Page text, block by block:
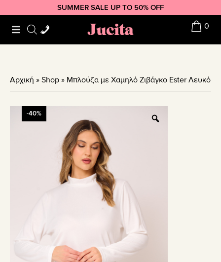
to
primary
to
main
to
footer
SUMMER SALE UP TO 50% OFF
Jucita 0
Αρχική » Shop » Μπλούζα με Χαμηλό Ζιβάγκο Ester Λευκό
-40%